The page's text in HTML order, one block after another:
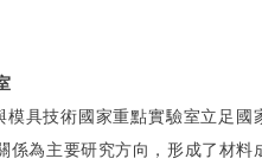
具技術國家重點實驗室立足國
係為主要研究方向，形成了材料